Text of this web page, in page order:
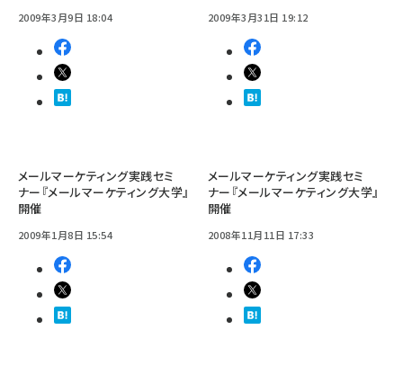
2009年3月9日 18:04 2009年3月31日 19:12
メールマーケティング実践セミ
ナー『メールマーケティング大学』
開催
2009年1月8日 15:54
メールマーケティング実践セミ
ナー『メールマーケティング大学』
開催
2008年11月11日 17:33